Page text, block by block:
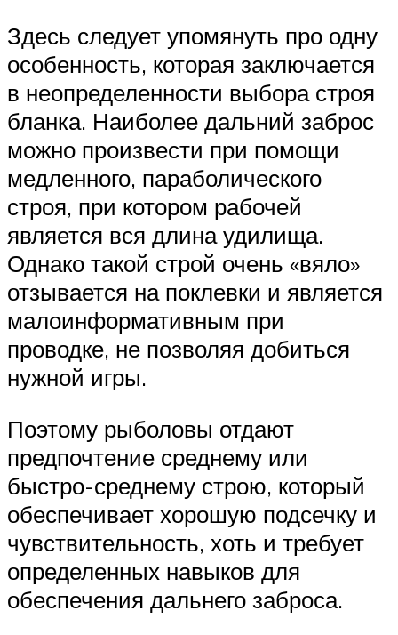
Здесь следует упомянуть про одну
особенность, которая заключается
в неопределенности выбора строя
бланка. Наиболее дальний заброс
можно произвести при помощи
медленного, параболического
строя, при котором рабочей
является вся длина удилища.
Однако такой строй очень «вяло»
отзывается на поклевки и является
малоинформативным при
проводке, не позволяя добиться
нужной игры.
Поэтому рыболовы отдают
предпочтение среднему или
быстро-среднему строю, который
обеспечивает хорошую подсечку и
чувствительность, хоть и требует
определенных навыков для
обеспечения дальнего заброса.